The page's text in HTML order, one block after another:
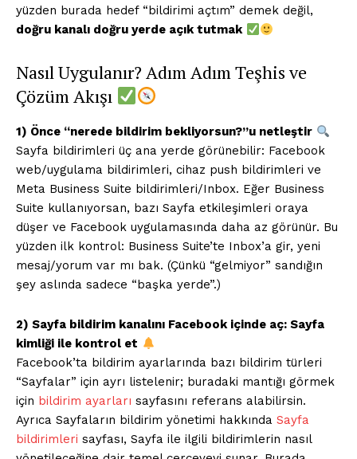
yüzden burada hedef “bildirimi açtım” demek değil,
doğru kanalı doğru yerde açık tutmak
Nasıl Uygulanır? Adım Adım Teşhis ve
Çözüm Akışı
1) Önce “nerede bildirim bekliyorsun?”u netleştir
Sayfa bildirimleri üç ana yerde görünebilir: Facebook
web/uygulama bildirimleri, cihaz push bildirimleri ve
Meta Business Suite bildirimleri/Inbox. Eğer Business
Suite kullanıyorsan, bazı Sayfa etkileşimleri oraya
düşer ve Facebook uygulamasında daha az görünür. Bu
yüzden ilk kontrol: Business Suite’te Inbox’a gir, yeni
mesaj/yorum var mı bak. (Çünkü “gelmiyor” sandığın
şey aslında sadece “başka yerde”.)
2) Sayfa bildirim kanalını Facebook içinde aç: Sayfa
kimliği ile kontrol et
Facebook’ta bildirim ayarlarında bazı bildirim türleri
“Sayfalar” için ayrı listelenir; buradaki mantığı görmek
için bildirim ayarları sayfasını referans alabilirsin.
Ayrıca Sayfaların bildirim yönetimi hakkında Sayfa
bildirimleri sayfası, Sayfa ile ilgili bildirimlerin nasıl